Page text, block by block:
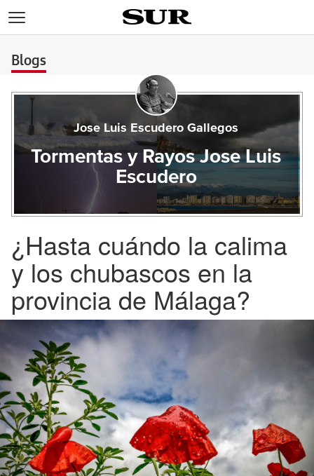
Blogs
Jose Luis Escudero Gallegos
Tormentas y Rayos Jose Luis
Escudero
¿Hasta cuándo la calima
y los chubascos en la
provincia de Málaga?